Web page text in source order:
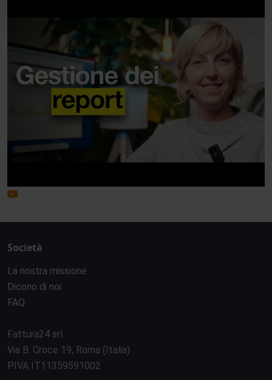
Società
La nostra missione
Dicono di noi
FAQ
Fattura24 srl
Via B. Croce 19, Roma (Italia)
P.IVA IT11359591002